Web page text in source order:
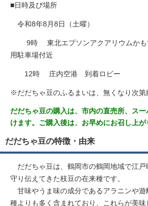
■日時及び場所
令和8年8月8日（土曜）
9時 東北エプソンアクアリウムかも
用駐車場付近
12時 庄内空港 到着ロビー
※だだちゃ豆のふるまいは、無くなり次第
だだちゃ豆の購入は、市内の直売所、ス
けます。ご購入後は、お早めにお召し上が
だだちゃ豆の特徴・由来
だだちゃ豆は、鶴岡市の鶴岡地域で江戸
守り伝えてきた枝豆の在来種です。
甘味やうま味の成分であるアラニンや遊
種よりも多く含まれており、これらが美味